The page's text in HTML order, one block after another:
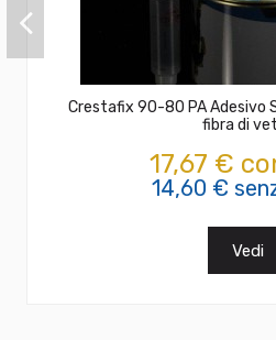
Crestafix 90-80 PA Adesivo
fibra di
17,67 €
14,60 €
Vedi